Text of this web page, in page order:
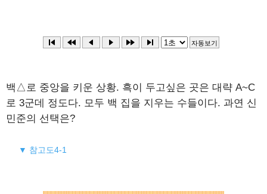
백△로 중앙을 키운 상황. 흑이 두고싶은 곳은 대략 A~C
로 3군데 정도다. 모두 백 집을 지우는 수들이다. 과연 신
민준의 선택은?
▼ 참고도4-1